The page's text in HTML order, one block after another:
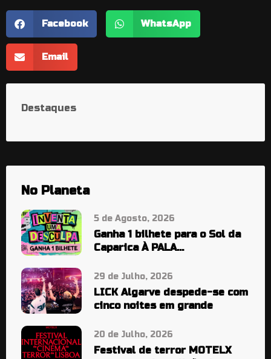
Facebook WhatsApp
Email
Destaques
No Planeta
5 de Agosto, 2026
Ganha 1 bilhete para o Sol da
Caparica À PALA…
29 de Julho, 2026
LICK Algarve despede-se com
cinco noites em grande
20 de Julho, 2026
Festival de terror MOTELX